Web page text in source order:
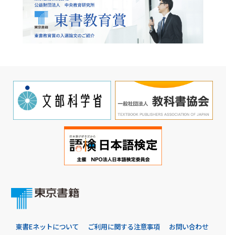
東書Eネットについて ご利用に関する注意事項
お問い合わせ